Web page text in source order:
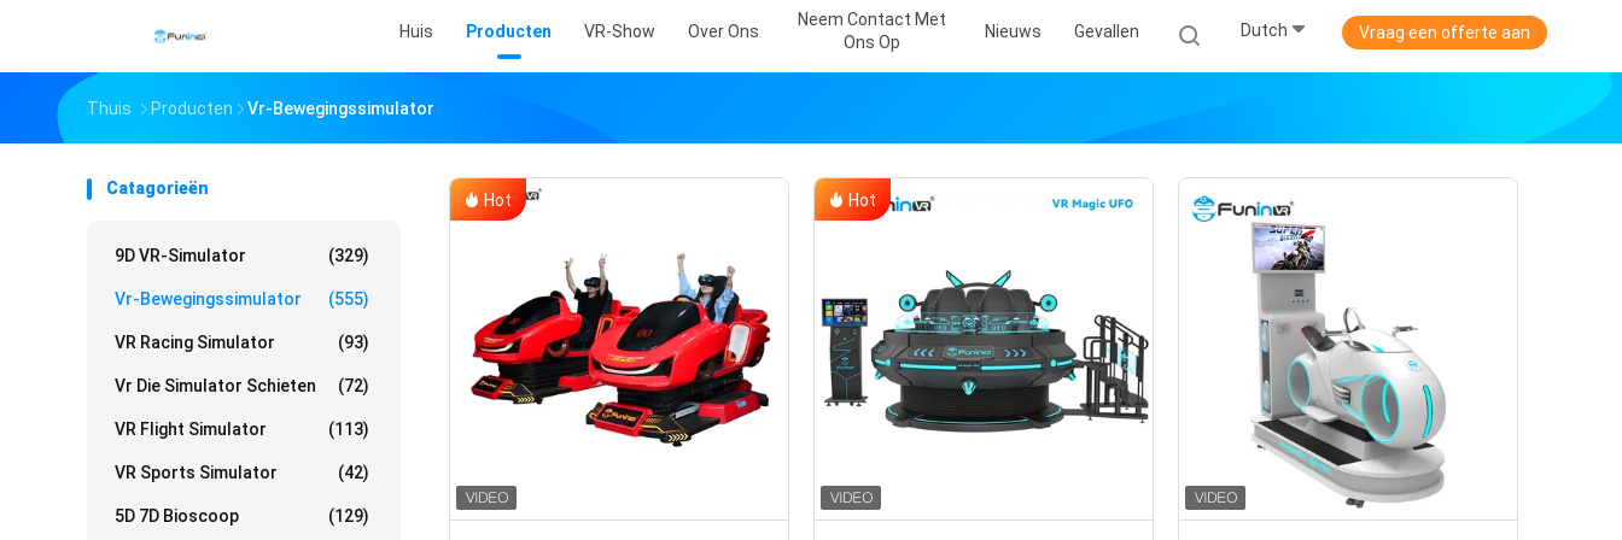
Huis Producten VR-Show Over Ons
Neem Contact Met
Ons Op
Nieuws Gevallen Dutch Vraag een offerte aan
Thuis Producten Vr-Bewegingssimulator
Catagorieën
9D VR-Simulator (329)
Vr-Bewegingssimulator (555)
VR Racing Simulator (93)
Vr Die Simulator Schieten (72)
VR Flight Simulator (113)
VR Sports Simulator (42)
5D 7D Bioscoop (129)
Hot Hot